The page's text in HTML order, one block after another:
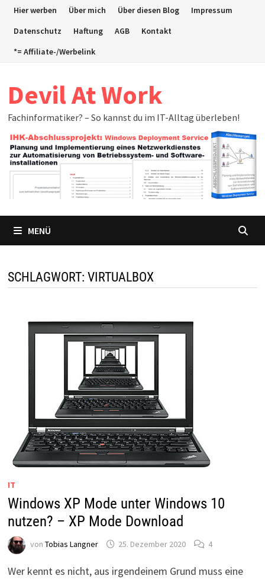
ZumHier werben Über mich Über diesen Blog
Impressum
Datenschutz
Haftung AGB
Kontakt
*= Affiliate-/Werbelink
Devil At Work
Fachinformatiker? – So kannst du im IT-Alltag überleben!
MENÜ
SCHLAGWORT: VIRTUALBOX
IT
Windows XP Mode unter Windows 10
nutzen? – XP Mode Download
von Tobias Langner 25. Dezember 2020 4
Wer kennt es nicht, aus irgendeinem Grund muss eine